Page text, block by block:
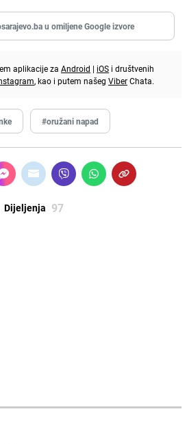
u omiljene Google izvore
aplikacije za Android | iOS i društvenih
, kao i putem našeg ViberChata.
#oružani napad
Dijeljenja 97